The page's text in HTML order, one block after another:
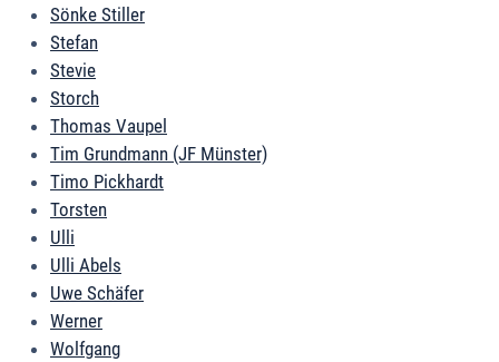
Sönke Stiller
Stefan
Stevie
Storch
Thomas Vaupel
Tim Grundmann (JF Münster)
Timo Pickhardt
Torsten
Ulli
Ulli Abels
Uwe Schäfer
Werner
Wolfgang